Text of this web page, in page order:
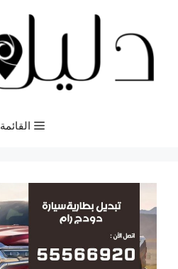
المحتوى
القائمة